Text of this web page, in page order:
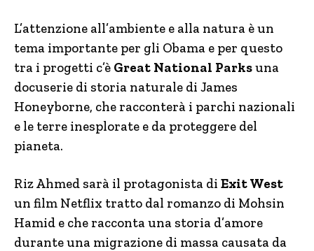
L’attenzione all’ambiente e alla natura è un
tema importante per gli Obama e per questo
tra i progetti c’è Great National Parksuna
docuserie di storia naturale di James
Honeyborne, che racconterà i parchi nazionali
e le terre inesplorate e da proteggere del
pianeta.
Riz Ahmed sarà il protagonista di Exit West
un film Netflix tratto dal romanzo di Mohsin
Hamid e che racconta una storia d’amore
durante una migrazione di massa causata da